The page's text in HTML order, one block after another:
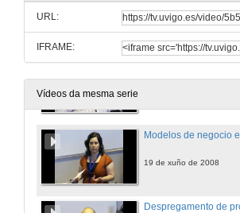
URL:
IFRAME:
Vídeos da mesma serie
19 de xuño de 2008
19 de xuño de 2008